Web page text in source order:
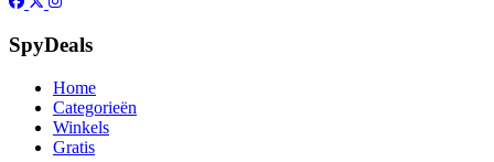
SpyDeals
Home
Categorieën
Winkels
Gratis